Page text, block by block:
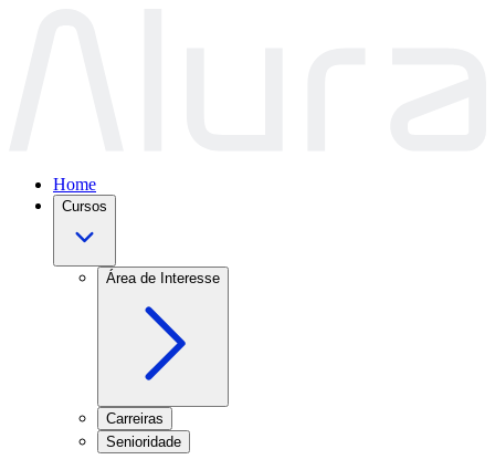
Home
Cursos
Área de Interesse
Carreiras
Senioridade